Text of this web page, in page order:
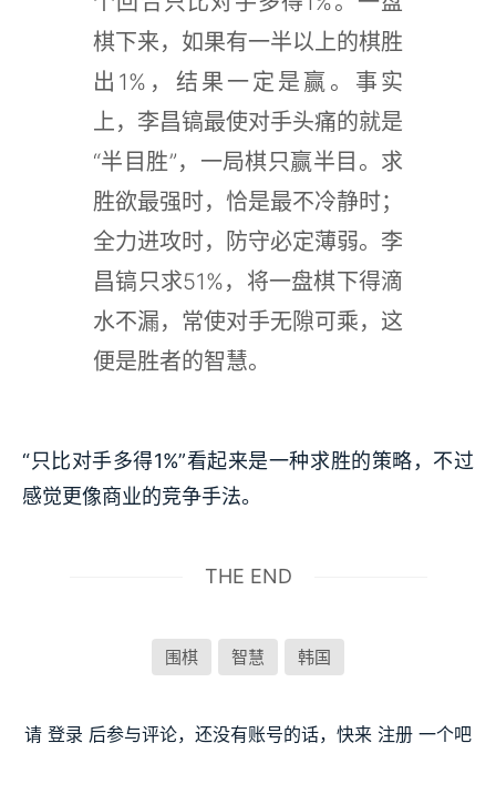
棋下来，如果有一半以上的棋胜
出1%，结果一定是赢。事实
上，李昌镐最使对手头痛的就是
“半目胜”，一局棋只赢半目。求
胜欲最强时，恰是最不冷静时；
全力进攻时，防守必定薄弱。李
昌镐只求51%，将一盘棋下得滴
水不漏，常使对手无隙可乘，这
便是胜者的智慧。
“只比对手多得1%”看起来是一种求胜的策略，不过
感觉更像商业的竞争手法。
THE END
围棋 智慧 韩国
请 登录 后参与评论，还没有账号的话，快来 注册 一个吧